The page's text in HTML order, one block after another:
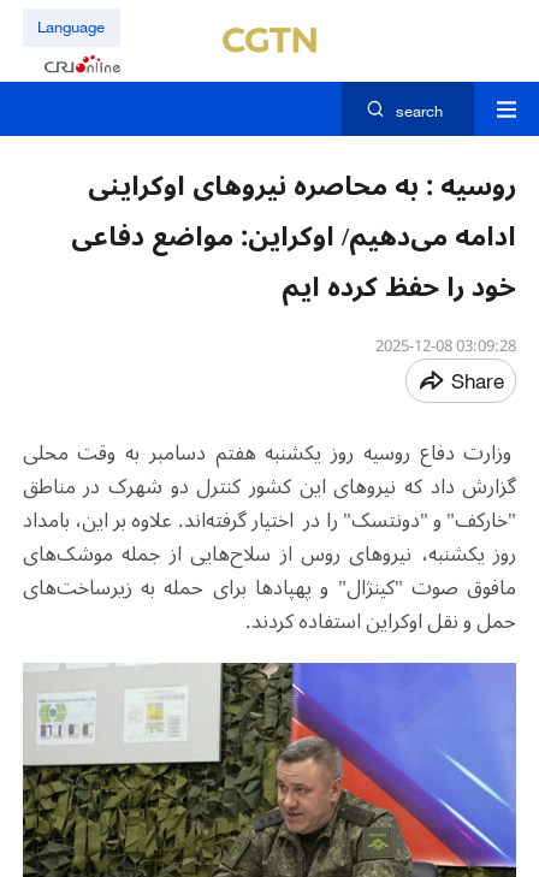
Language
search
روسیه : به محاصره نیروهای اوکراینی
ادامه می‌دهیم/ اوکراین: مواضع دفاعی
خود را حفظ کرده ایم
03:09:28 2025-12-08
Share
وزارت دفاع روسیه روز یکشنبه هفتم دسامبر به وقت محلی
گزارش داد که نیروهای این کشور کنترل دو شهرک در مناطق
"خارکف" و "دونتسک" را در اختیار گرفته‌اند. علاوه بر این، بامداد
روز یکشنبه، نیروهای روس از سلاح‌هایی از جمله موشک‌های
مافوق صوت "کینژال" و پهپادها برای حمله به زیرساخت‌های
حمل و نقل اوکراین استفاده کردند.